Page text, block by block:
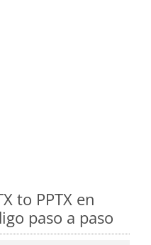
to PPTX en
paso a paso